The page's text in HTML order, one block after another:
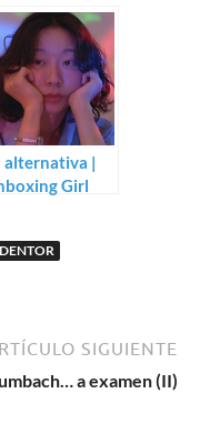
alternativa |
Girl
SIGUIENTE
a examen (II)